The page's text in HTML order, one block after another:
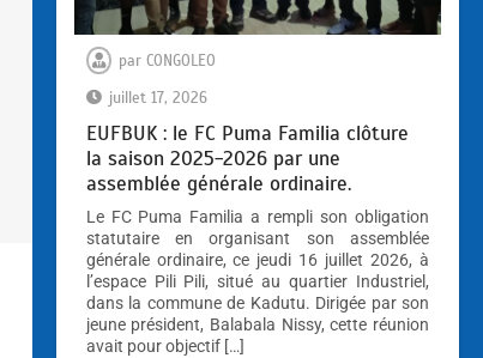
par CONGOLEO
juillet 17, 2026
EUFBUK : le FC Puma Familia clôture
la saison 2025-2026 par une
assemblée générale ordinaire.
Le FC Puma Familia a rempli son obligation
statutaire en organisant son assemblée
générale ordinaire, ce jeudi 16 juillet 2026, à
l’espace Pili Pili, situé au quartier Industriel,
dans la commune de Kadutu. Dirigée par son
jeune président, Balabala Nissy, cette réunion
avait pour objectif […]